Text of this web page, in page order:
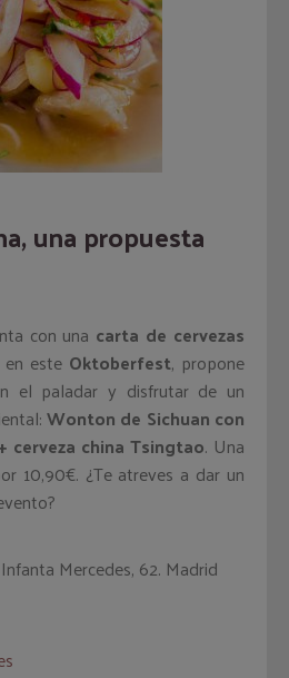
una propuesta
con una carta de cervezas
en este Oktoberfest, propone
el paladar y disfrutar de un
Wonton de Sichuan con
cerveza china Tsingtao. Una
10,90€. ¿Te atreves a dar un
Mercedes, 62. Madrid